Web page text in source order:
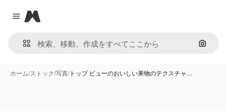
Close menu
Magnific
画像で
ホーム/ストック/写真/トップ ビューのおいしい果物のテクスチャ…